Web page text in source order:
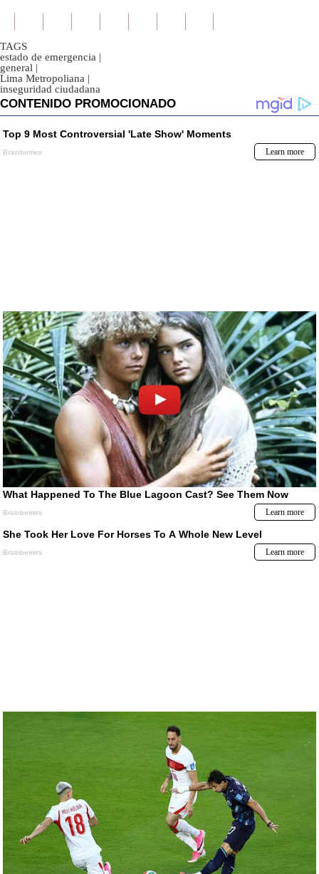
TAGS
estado de emergencia |
general |
Lima Metropoliana |
inseguridad ciudadana